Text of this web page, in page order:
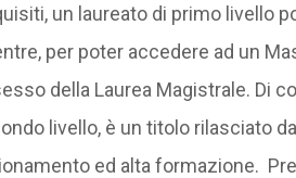
un laureato di primo livello
per poter accedere ad un
della Laurea Magistrale. Di
livello, è un titolo rilasciato
ed alta formazione.